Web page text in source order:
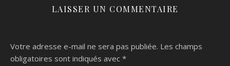
LAISSER UN COMMENTAIRE
Votre adresse e-mail ne sera pas publiée. Les champs
obligatoires sont indiqués avec *